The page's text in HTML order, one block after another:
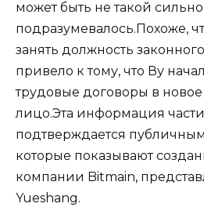
может быть не такой
подразумевалось.Похоже,
занять должность
привело к тому, что Ву
трудовые договоры в
лицо.Эта информация
подтверждается
которые показывают
компании Bitmain,
Yueshang.